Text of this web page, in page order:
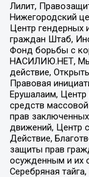
Лилит,
Нижегородский
Центр гендерных
граждан Штаб,
Фонд борьбы с
НАСИЛИЮ.НЕТ, Мы
действие,
Правовая
Ерушалаим,
средств
прав
движений, Центр
Действие,
защиты прав
осужденным и их
Серебряная